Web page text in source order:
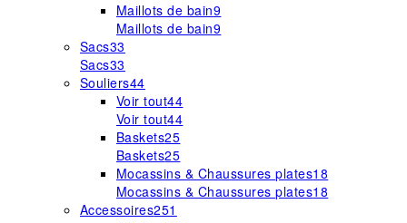
Maillots de bain9
Maillots de bain9
Sacs33
Sacs33
Souliers44
Voir tout44
Voir tout44
Baskets25
Baskets25
Mocassins & Chaussures plates18
Mocassins & Chaussures plates18
Accessoires251